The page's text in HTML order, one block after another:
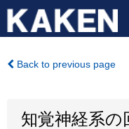
Back to previous page
知覚神経系の